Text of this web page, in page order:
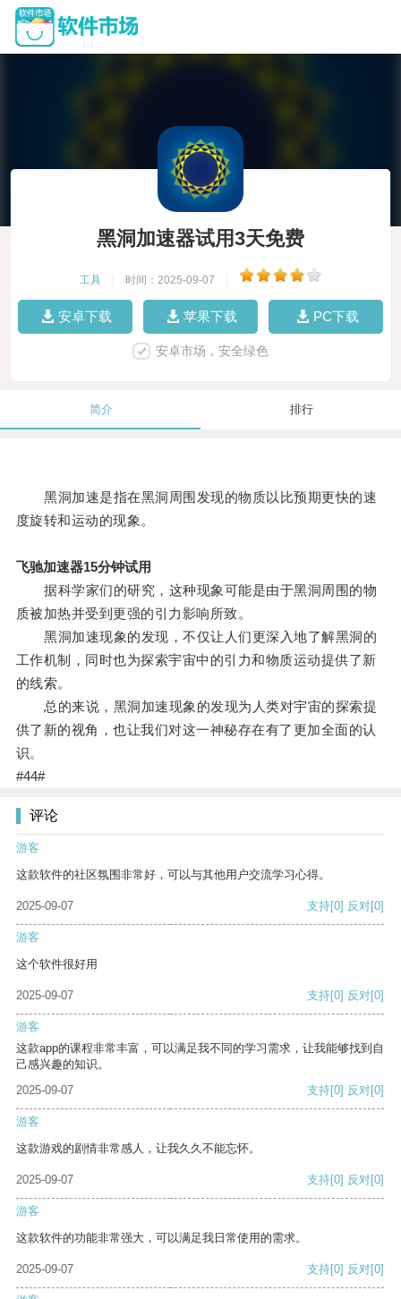
黑洞加速器试用3天免费
工具 时间：2025-09-07
安卓下载 苹果下载 PC下载
安卓市场，安全绿色
简介 排行
黑洞加速是指在黑洞周围发现的物质以比预期更快的速
度旋转和运动的现象。
飞驰加速器15分钟试用
据科学家们的研究，这种现象可能是由于黑洞周围的物
质被加热并受到更强的引力影响所致。
黑洞加速现象的发现，不仅让人们更深入地了解黑洞的
工作机制，同时也为探索宇宙中的引力和物质运动提供了新
的线索。
总的来说，黑洞加速现象的发现为人类对宇宙的探索提
供了新的视角，也让我们对这一神秘存在有了更加全面的认
识。
#44#
评论
游客
这款软件的社区氛围非常好，可以与其他用户交流学习心得。
2025-09-07 支持[0] 反对[0]
游客
这个软件很好用
2025-09-07 支持[0] 反对[0]
游客
这款app的课程非常丰富，可以满足我不同的学习需求，让我能够找到自
己感兴趣的知识。
2025-09-07
支持[0] 反对[0]
游客
这款游戏的剧情非常感人，让我久久不能忘怀。
2025-09-07 支持[0] 反对[0]
游客
这款软件的功能非常强大，可以满足我日常使用的需求。
2025-09-07 支持[0] 反对[0]